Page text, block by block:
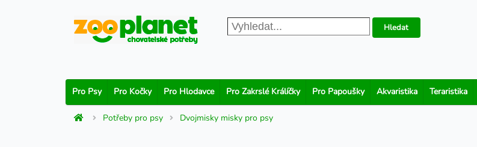
Hledat
Pro Psy Pro Kočky Pro Hlodavce Pro Zakrslé Králíčky Pro Papoušky Akvaristika Teraristika
Potřeby pro psy Dvojmisky misky pro psy